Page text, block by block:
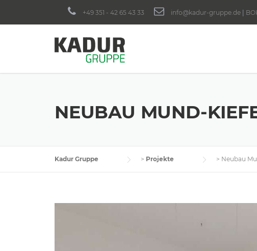
+49 351 - 42 65 43 33 info@kadur-gruppe.de
NEUBAU MUND-
Kadur Gruppe > Projekte > Neubau